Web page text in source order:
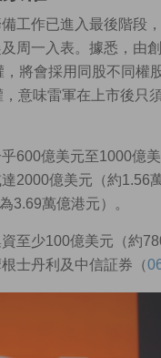
工作已進入最後階段
周一入表。據悉，由
，將會採用同股不同權
意味雷軍在上市後只
600億美元至1000億
2000億美元（約1.56
3.69萬億港元）。
至少100億美元（約
士丹利及中信証券（